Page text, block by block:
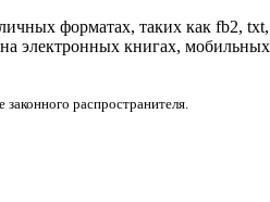
форматах, таких как fb2,
электронных книгах,
распространителя.